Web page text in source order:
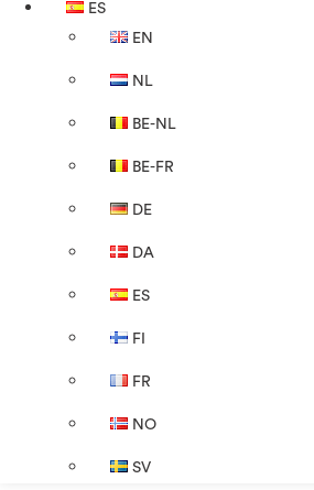
ES
EN
NL
BE-NL
BE-FR
DE
DA
ES
FI
FR
NO
SV